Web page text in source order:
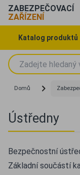
ZABEZPEČOVACÍ
ZAŘÍZENÍ
Katalog produktů
Domů
Ústředny
Bezpečnostní
Základní součástí